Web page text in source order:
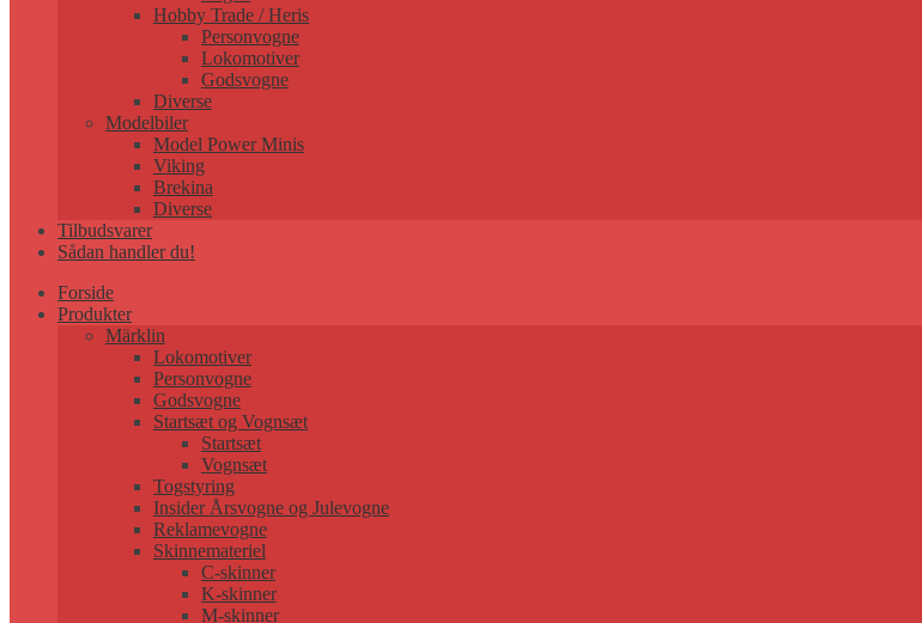
Hobby Trade / Heris
Personvogne
Lokomotiver
Godsvogne
Diverse
Modelbiler
Model Power Minis
Viking
Brekina
Diverse
Tilbudsvarer
Sådan handler du!
Forside
Produkter
Märklin
Lokomotiver
Personvogne
Godsvogne
Startsæt og Vognsæt
Startsæt
Vognsæt
Togstyring
Insider Årsvogne og Julevogne
Reklamevogne
Skinnemateriel
C-skinner
K-skinner
M-skinner